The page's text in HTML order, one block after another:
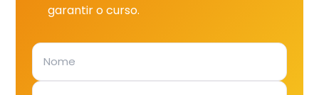
garantir o curso.